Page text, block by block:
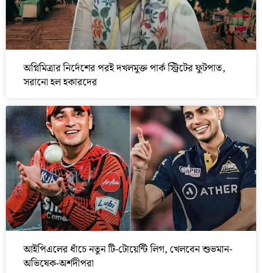
অগ্নিমিত্রার নির্দেশের পরই দখলমুক্ত পার্ক স্ট্রিটের ফুটপাত,
সরানো হল হকারদের
আইপিএলের ধাঁচে নতুন টি-টোয়েন্টি লিগ, খেলবেন শুভমান-
অভিষেক-অর্শদীপরা